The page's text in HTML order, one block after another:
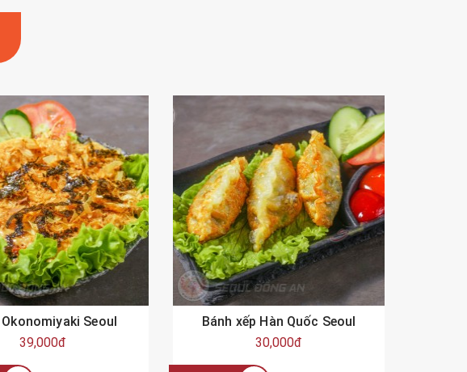
Seoul
39,000đ
Bánh xếp Hàn Quốc Seoul
30,000đ